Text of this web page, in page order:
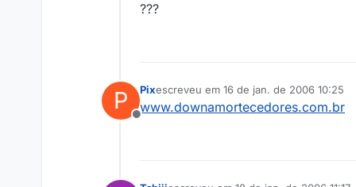
???
P
Offline
Pixescreveu em 16 de jan. de 2006 10:25
última edição por
www.downamortecedores.com.br